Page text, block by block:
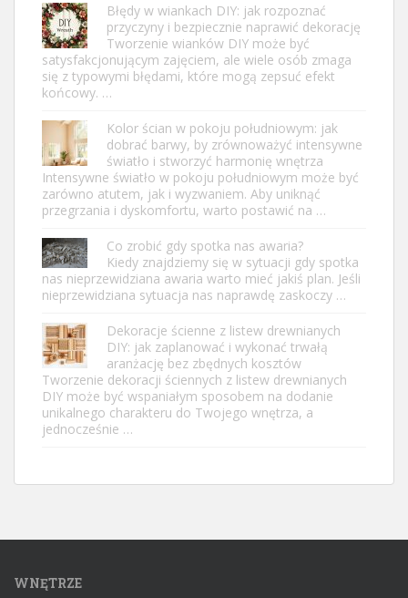
Błędy w wiankach DIY: jak rozpoznać
przyczyny i bezpiecznie naprawić dekorację
Tworzenie wianków DIY może być
satysfakcjonującym zajęciem, ale wiele osób zmaga
się z typowymi błędami, które mogą zepsuć efekt
końcowy. …
Kolor ścian w pokoju południowym: jak
dobrać barwy, by zrównoważyć intensywne
światło i stworzyć harmonię wnętrza
Intensywne światło w pokoju południowym może być
zarówno atutem, jak i wyzwaniem. Aby uniknąć
przegrzania i dyskomfortu, warto postawić na …
Co zrobić gdy spotka nas awaria?
Kiedy znajdziemy się w sytuacji gdy spotka
nas nieprzewidziana awaria warto mieć jakiś plan. Jeśli
nieprzewidziana sytuacja nas naprawdę zaskoczy …
Dekoracje ścienne z listew drewnianych
DIY: jak zaplanować i wykonać trwałą
aranżację bez zbędnych kosztów
Tworzenie dekoracji ściennych z listew drewnianych
DIY może być wspaniałym sposobem na dodanie
unikalnego charakteru do Twojego wnętrza, a
jednocześnie …
WNĘTRZE